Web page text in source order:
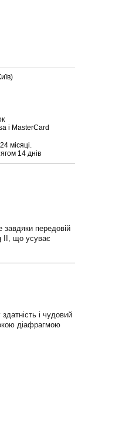
і MasterCard
місяці.
14 днів
передовій
II, що усуває
і чудовий
діафрагмою